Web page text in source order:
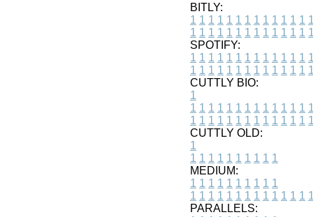
BITLY:
1 1 1 1 1 1 1 1 1 1 1 1 1
1 1 1 1 1 1 1 1 1 1 1 1 1
SPOTIFY:
1 1 1 1 1 1 1 1 1 1 1 1 1
1 1 1 1 1 1 1 1 1 1 1 1 1
CUTTLY BIO:
1
1 1 1 1 1 1 1 1 1 1 1 1 1
1 1 1 1 1 1 1 1 1 1 1 1 1
CUTTLY OLD:
1
1 1 1 1 1 1 1 1 1 1
MEDIUM:
1 1 1 1 1 1 1 1 1 1
1 1 1 1 1 1 1 1 1 1 1 1 1
PARALLELS: